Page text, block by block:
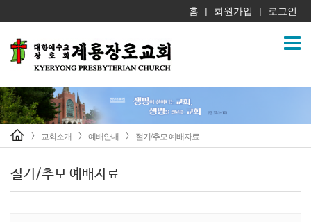
홈 회원가입 로그인
> 교회소개 > 예배안내 > 절기/추모 예배자료
절기/추모 예배자료